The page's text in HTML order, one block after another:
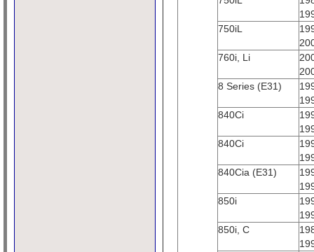
750iL
760i, Li
8 Series (E31)
840Ci
840Ci
840Cia (E31)
850i
850i, C